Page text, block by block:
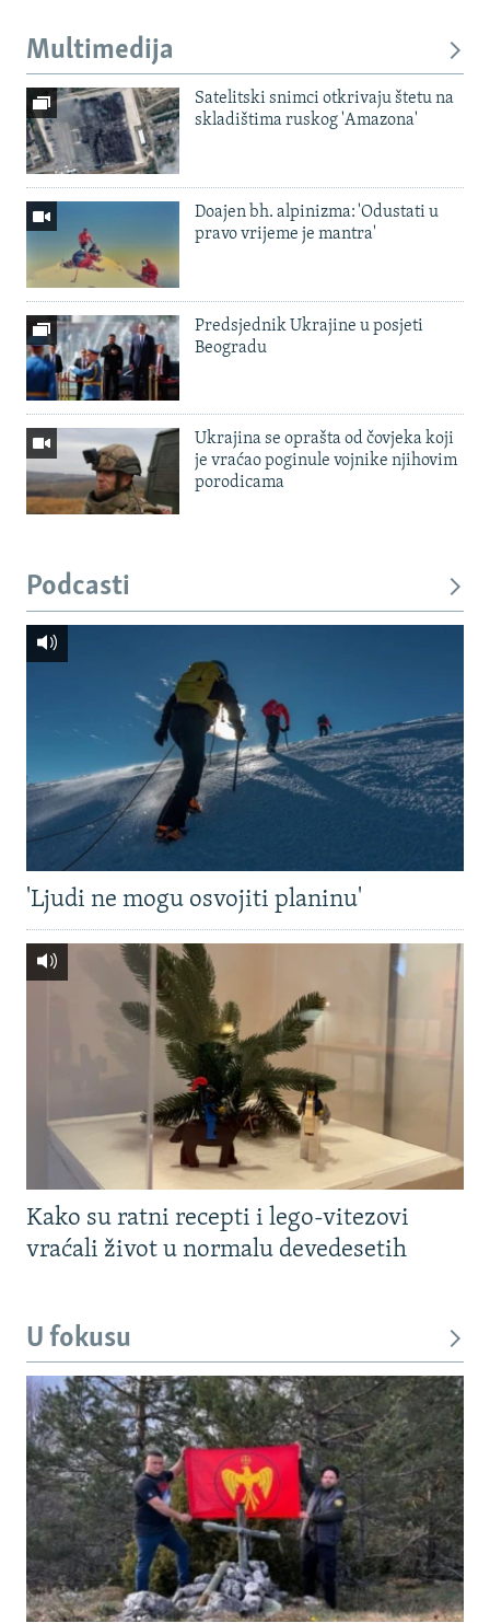
Multimedija
Satelitski snimci otkrivaju štetu na
skladištima ruskog 'Amazona'
Doajen bh. alpinizma: 'Odustati u
pravo vrijeme je mantra'
Predsjednik Ukrajine u posjeti
Beogradu
Ukrajina se oprašta od čovjeka koji
je vraćao poginule vojnike njihovim
porodicama
Podcasti
'Ljudi ne mogu osvojiti planinu'
Kako su ratni recepti i lego-vitezovi
vraćali život u normalu devedesetih
U fokusu